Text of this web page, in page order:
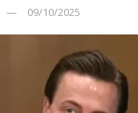
09/10/2025